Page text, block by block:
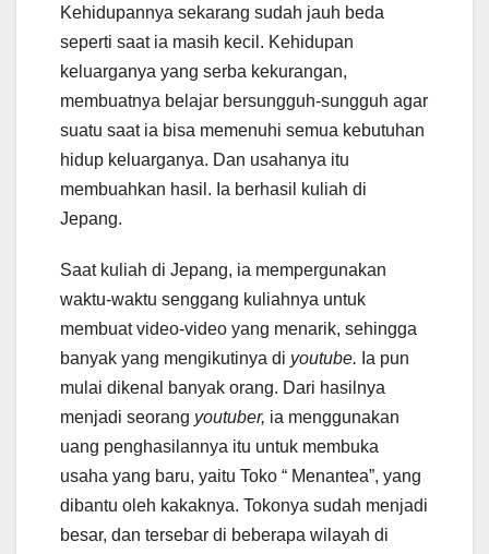
Kehidupannya sekarang sudah jauh beda
seperti saat ia masih kecil. Kehidupan
keluarganya yang serba kekurangan,
membuatnya belajar bersungguh-sungguh agar
suatu saat ia bisa memenuhi semua kebutuhan
hidup keluarganya. Dan usahanya itu
membuahkan hasil. Ia berhasil kuliah di
Jepang.
Saat kuliah di Jepang, ia mempergunakan
waktu-waktu senggang kuliahnya untuk
membuat video-video yang menarik, sehingga
banyak yang mengikutinya di youtube. Ia pun
mulai dikenal banyak orang. Dari hasilnya
menjadi seorang youtuber, ia menggunakan
uang penghasilannya itu untuk membuka
usaha yang baru, yaitu Toko “ Menantea”, yang
dibantu oleh kakaknya. Tokonya sudah menjadi
besar, dan tersebar di beberapa wilayah di